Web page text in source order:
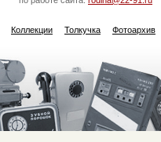
Коллекции Толкучка Фотоархив